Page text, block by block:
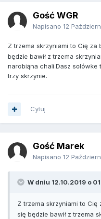
Gość WGR
Napisano 12
Z trzema skrzyniami to Cię za
będzie bawił z trzema
narobiąna chali.Dasz
trzy skrzynie.
Cytuj
Gość Marek
Napisano 12
W dniu 12.10.2019 o
Z trzema skrzyniami to
się będzie bawił z trzema